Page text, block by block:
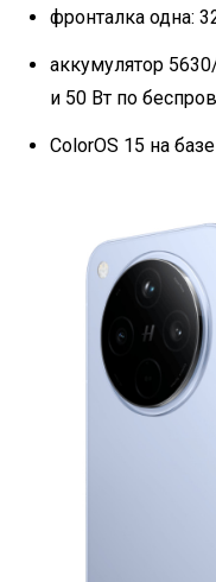
фронталка одна:
аккумулятор
и 50 Вт по
ColorOS 15 на